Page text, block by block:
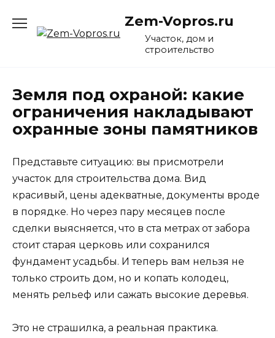
содержанию
Zem-Vopros.ru
Участок, дом и
строительство
Земля под охраной: какие
ограничения накладывают
охранные зоны памятников
Представьте ситуацию: вы присмотрели
участок для строительства дома. Вид
красивый, цены адекватные, документы вроде
в порядке. Но через пару месяцев после
сделки выясняется, что в ста метрах от забора
стоит старая церковь или сохранился
фундамент усадьбы. И теперь вам нельзя не
только строить дом, но и копать колодец,
менять рельеф или сажать высокие деревья.
Это не страшилка, а реальная практика.